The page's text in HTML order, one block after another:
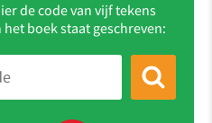
de code van vijf tekens
het boek staat geschreven: